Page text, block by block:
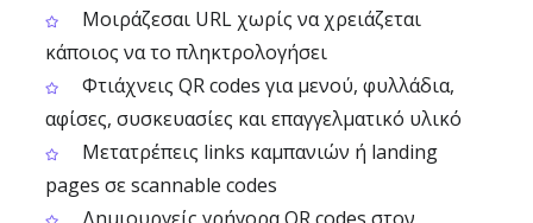
Μοιράζεσαι URL χωρίς να χρειάζεται
κάποιος να το πληκτρολογήσει
Φτιάχνεις QR codes για μενού, φυλλάδια,
αφίσες, συσκευασίες και επαγγελματικό υλικό
Μετατρέπεις links καμπανιών ή landing
pages σε scannable codes
Δημιουργείς γρήγορα QR codes στον